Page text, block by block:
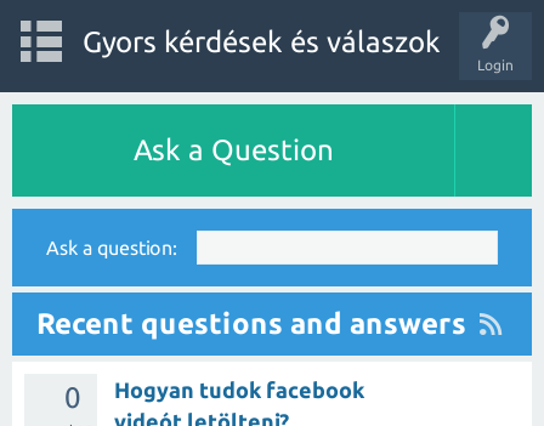
Login
Gyors kérdések és válaszok
Ask a Question
Ask a question:
Recent questions and answers
0
Hogyan tudok facebook
videót letölteni?